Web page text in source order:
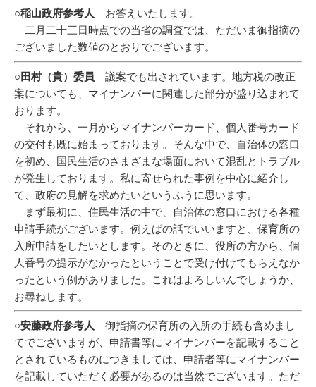
○稲山政府参考人 お答えいたします。
二月二十三日時点での当省の調査では、ただいま御指摘の
ございました数値のとおりでございます。
○田村（貴）委員 議案でも出されています。地方税の改正
案についても、マイナンバーに関連した部分が盛り込まれて
おります。
それから、一月からマイナンバーカード、個人番号カード
の交付も既に始まっております。そんな中で、自治体の窓口
を初め、国民生活のさまざまな場面において混乱とトラブル
が発生しております。私に寄せられた事例を中心に紹介し
て、政府の見解を求めたいというふうに思います。
まず最初に、住民生活の中で、自治体の窓口における各種
申請手続がございます。例えばの話でいいますと、保育所の
入所申請をしたいとします。そのときに、役所の方から、個
人番号の提示がなかったということで受け付けてもらえなか
ったという例がありました。これはよろしいんでしょうか、
お尋ねします。
○安藤政府参考人
御指摘の保育所の入所の手続も含めまし
てでございますが、申請書等にマイナンバーを記載すること
とされているものにつきましては、申請者等にマイナンバー
を記載していただく必要があるのは当然でございます。ただ